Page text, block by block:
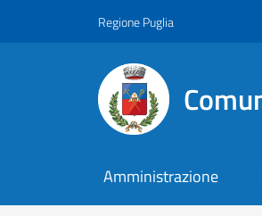
Regione Puglia
Amministrazione